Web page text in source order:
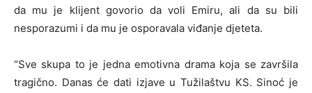
da mu je klijent govorio da voli Emiru, ali da su bili
nesporazumi i da mu je osporavala viđanje djeteta.
“Sve skupa to je jedna emotivna drama koja se završila
tragično. Danas će dati izjave u Tužilaštvu KS. Sinoć je